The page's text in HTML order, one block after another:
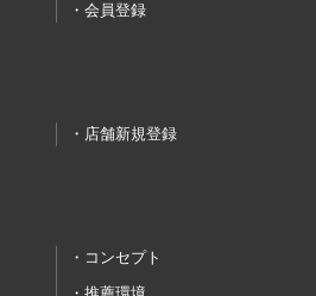
会員登録
店舗新規登録
コンセプト